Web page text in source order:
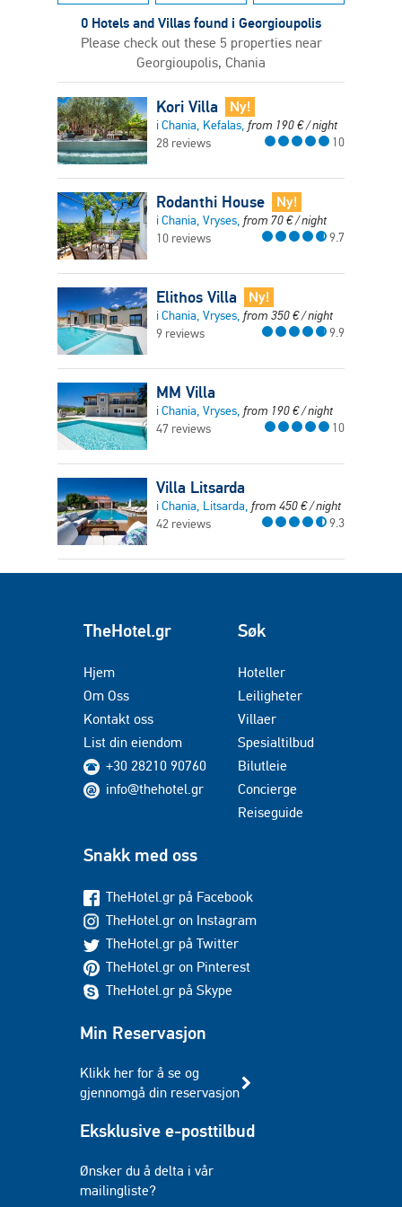
0 Hotels and Villas found i Georgioupolis
Please check out these 5 properties near
Georgioupolis, Chania
Kori Villa Ny!
i Chania, Kefalas, from 190€/ night
28 reviews
10
Rodanthi House Ny!
i Chania, Vryses, from 70€/ night
10 reviews
9.7
Elithos Villa Ny!
i Chania, Vryses, from 350€/ night
9 reviews
9.9
MM Villa
i Chania, Vryses, from 190€/ night
47 reviews
10
Villa Litsarda
i Chania, Litsarda, from 450€/ night
42 reviews
9.3
TheHotel.gr
Hjem
Om Oss
Kontakt oss
List din eiendom
+30 28210 90760
info@thehotel.gr
Søk
Hoteller
Leiligheter
Villaer
Spesialtilbud
Bilutleie
Concierge
Reiseguide
Snakk med oss
TheHotel.gr på Facebook
TheHotel.gr on Instagram
TheHotel.gr på Twitter
TheHotel.gr on Pinterest
TheHotel.gr på Skype
Min Reservasjon
Klikk her for å se og
gjennomgå din reservasjon
Eksklusive e-posttilbud
Ønsker du å delta i vår
mailingliste?